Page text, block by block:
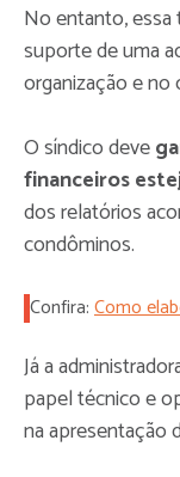
No entanto,
suporte de uma
organização e no
O síndico deve
financeiros
dos relatórios
condôminos.
Confira:Como
Já a
papel técnico e
na apresentação